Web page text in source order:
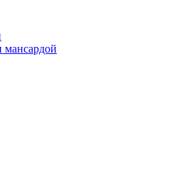
мансардой